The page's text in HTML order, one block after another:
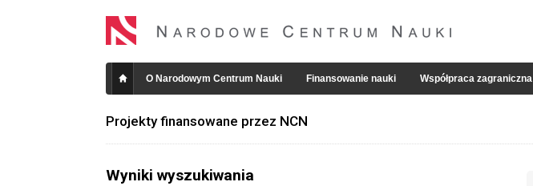
O Narodowym Centrum Nauki Finansowanie nauki Współpraca zagraniczna
Projekty finansowane przez NCN
Wyniki wyszukiwania